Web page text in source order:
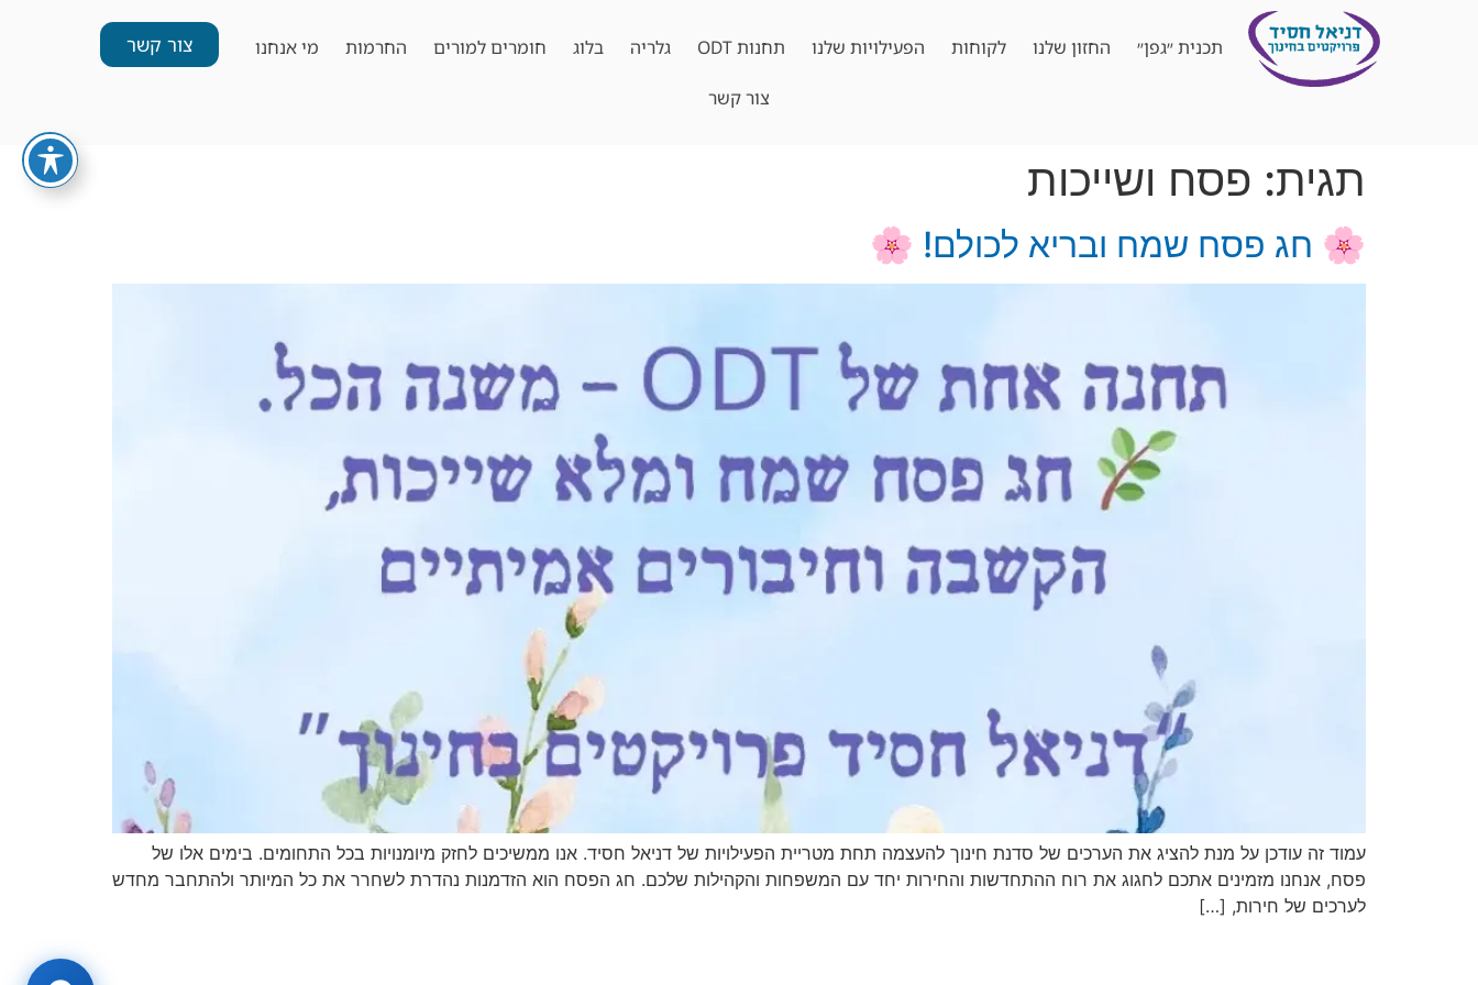
תכנית ״גפן״ החזון שלנו לקוחות הפעילויות שלנו תחנות ODT גלריה בלוג חומרים למורים החרמות מי אנחנו
צור קשר
צור קשר
תגית: פסח ושייכות
🌸 חג פסח שמח ובריא לכולם! 🌸
עמוד זה עודכן על מנת להציג את הערכים של סדנת חינוך להעצמה תחת מטריית הפעילויות של דניאל חסיד. אנו ממשיכים לחזק מיומנויות בכל התחומים. בימים אלו של
פסח, אנחנו מזמינים אתכם לחגוג את רוח ההתחדשות והחירות יחד עם המשפחות והקהילות שלכם. חג הפסח הוא הזדמנות נהדרת לשחרר את כל המיותר ולהתחבר מחדש
לערכים של חירות, […]